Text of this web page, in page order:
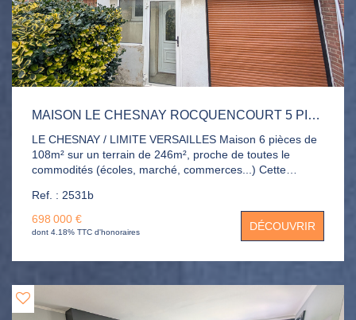
MAISON LE CHESNAY ROCQUENCOURT 5 PIÈCE(S) 108 M2
LE CHESNAY / LIMITE VERSAILLES Maison 6 pièces de
108m² sur un terrain de 246m², proche de toutes le
commodités (écoles, marché, commerces...) Cette
manger, cuisine indépendante, WC, buanderie et garage.
A l'étage : 3 chambres dont un grande de 26m² avec
terrasse, salle de bains, dressing.
Ref. : 2531b
698 000 €
dont 4.18% TTC d'honoraires DÉCOUVRIR